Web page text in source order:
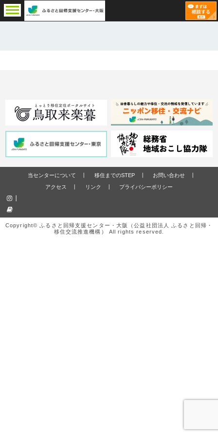
当センターについて 移住までのSTEP
お問い合わせ
アクセス
リンク プライバシーポリシー
Copyright© ふるさと回帰支援センター・大阪（公益社団法人 ふるさと回帰・
移住交流推進機構） All rights reserved.